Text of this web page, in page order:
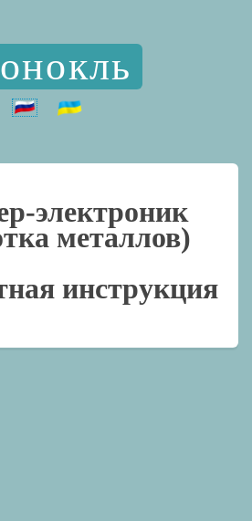
электроник
металлов)
инструкция